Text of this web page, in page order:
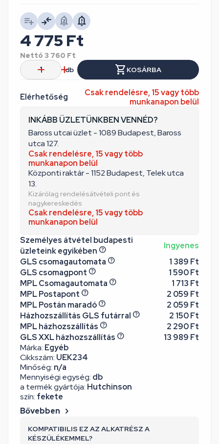
Márka: Egyéb
Cikkszám: UEK234
Minőség: n/a
Mennyiségi egység: db
Elérhetőség
Csak rendelésre, 15 vagy több
munkanapon belül
INKÁBB ÜZLETÜNKBEN VENNÉD?
Baross utcai üzlet - 1089 Budapest, Baross
utca 127.
Csak rendelésre, 15 vagy több
munkanapon belül
Központi raktár - 1152 Budapest, Telek utca
13.
Kizárólag rendelésátvételi pont és
nagykereskedés
Csak rendelésre, 15 vagy több
munkanapon belül
Személyes átvétel budapesti
üzleteink egyikében
Ingyenes
GLS csomagautomata
1 389 Ft
GLS csomagpont
1 590 Ft
MPL Csomagautomata
1 713 Ft
MPL Postapont
2 059 Ft
MPL Postán maradó
2 059 Ft
Házhozszállítás GLS futárral
2 150 Ft
MPL házhozszállítás
2 290 Ft
GLS XXL házhozszállítás
13 989 Ft
a termék gyártója: Hutchinson
szín: fekete
Bővebben
KOMPATIBILIS EZ AZ ALKATRÉSZ A
KÉSZÜLÉKEMMEL?
4 775 Ft
Nettó 3 760 Ft
db
KOSÁRBA